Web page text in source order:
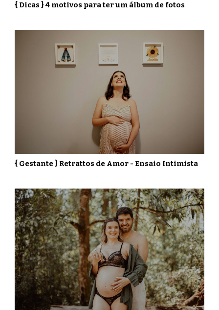
{ Dicas } 4 motivos para ter um álbum de fotos
{ Gestante } Retrattos de Amor - Ensaio Intimista